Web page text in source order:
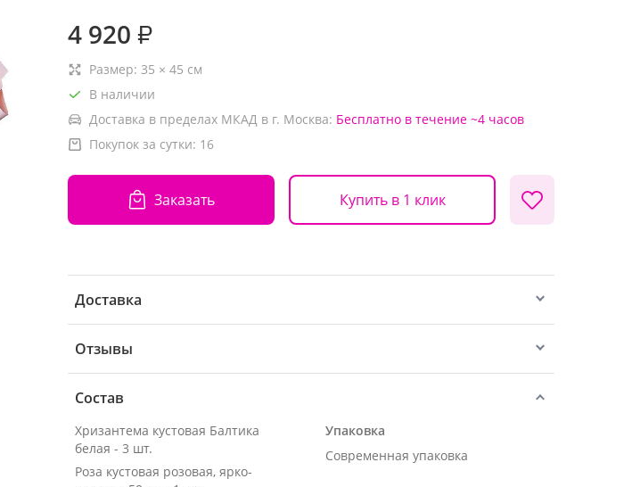
4 920 ₽
Размер: 35 × 45 см
В наличии
Доставка в пределах МКАД в г. Москва: Бесплатно в течение ~4 часов
Покупок за сутки: 16
Заказать Купить в 1 клик
Доставка
Отзывы
Состав
Хризантема кустовая Балтика
белая - 3 шт.
Роза кустовая розовая, ярко-
Упаковка
Современная упаковка